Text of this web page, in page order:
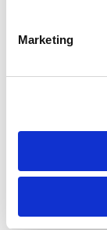
Marketing
Allenamento
Allenamento